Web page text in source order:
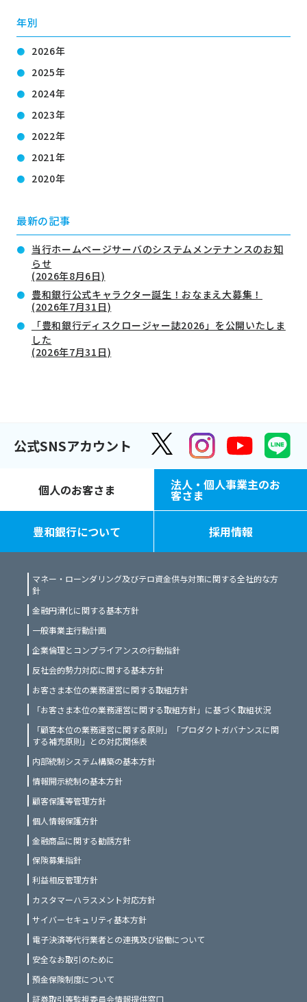
年別
2026年
2025年
2024年
2023年
2022年
2021年
2020年
最新の記事
当行ホームページサーバのシステムメンテナンスのお知
らせ
(2026年8月6日)
豊和銀行公式キャラクター誕生！おなまえ大募集！
(2026年7月31日)
「豊和銀行ディスクロージャー誌2026」を公開いたしま
した
(2026年7月31日)
公式SNSアカウント
個人のお客さま 法人・個人事業主のお
客さま
豊和銀行について 採用情報
マネー・ローンダリング及びテロ資金供与対策に関する全社的な方
針
金融円滑化に関する基本方針
一般事業主行動計画
企業倫理とコンプライアンスの行動指針
反社会的勢力対応に関する基本方針
お客さま本位の業務運営に関する取組方針
「お客さま本位の業務運営に関する取組方針」に基づく取組状況
「顧客本位の業務運営に関する原則」「プロダクトガバナンスに関
する補充原則」との対応関係表
内部統制システム構築の基本方針
情報開示統制の基本方針
顧客保護等管理方針
個人情報保護方針
金融商品に関する勧誘方針
保険募集指針
利益相反管理方針
カスタマーハラスメント対応方針
サイバーセキュリティ基本方針
電子決済等代行業者との連携及び協働について
安全なお取引のために
預金保険制度について
証券取引等監視委員会情報提供窓口